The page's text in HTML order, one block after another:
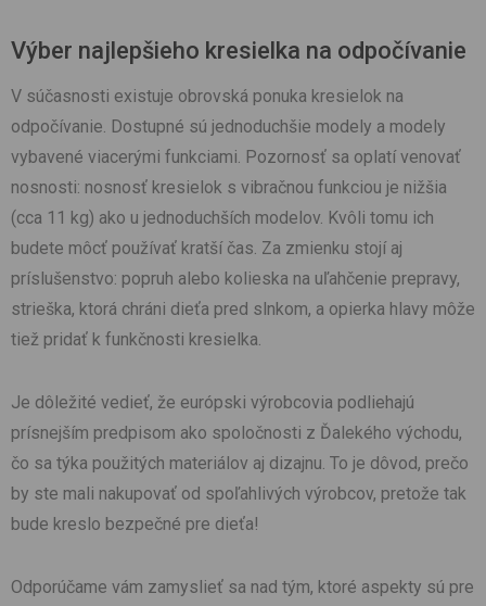
Výber najlepšieho kresielka na odpočívanie
V súčasnosti existuje obrovská ponuka kresielok na
odpočívanie. Dostupné sú jednoduchšie modely a modely
vybavené viacerými funkciami. Pozornosť sa oplatí venovať
nosnosti: nosnosť kresielok s vibračnou funkciou je nižšia
(cca 11 kg) ako u jednoduchších modelov. Kvôli tomu ich
budete môcť používať kratší čas. Za zmienku stojí aj
príslušenstvo: popruh alebo kolieska na uľahčenie prepravy,
strieška, ktorá chráni dieťa pred slnkom, a opierka hlavy môže
tiež pridať k funkčnosti kresielka.
Je dôležité vedieť, že európski výrobcovia podliehajú
prísnejším predpisom ako spoločnosti z Ďalekého východu,
čo sa týka použitých materiálov aj dizajnu. To je dôvod, prečo
by ste mali nakupovať od spoľahlivých výrobcov, pretože tak
bude kreslo bezpečné pre dieťa!
Odporúčame vám zamyslieť sa nad tým, ktoré aspekty sú pre